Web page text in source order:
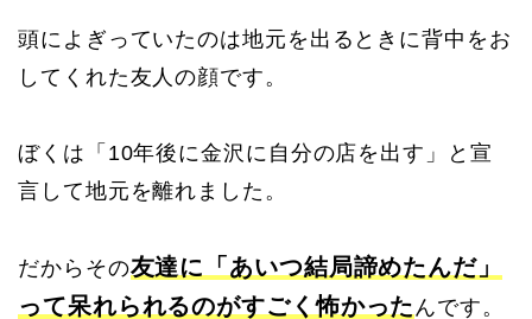
頭によぎっていたのは地元を出るときに背中をお
してくれた友人の顔です。
ぼくは「10年後に金沢に自分の店を出す」と宣
言して地元を離れました。
だからその友達に「あいつ結局諦めたんだ」
って呆れられるのがすごく怖かった んです。